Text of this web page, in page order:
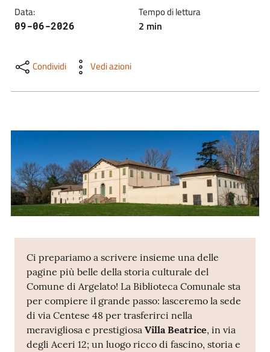
libri
e
Calendario
Bambini
Data:
09-06-2026
Tempo di lettura
2 min
Condividi Vedi azioni
Ci prepariamo a scrivere insieme una delle
pagine più belle della storia culturale del
Comune di Argelato! La Biblioteca Comunale sta
per compiere il grande passo: lasceremo la sede
di via Centese 48 per trasferirci nella
meravigliosa e prestigiosa Villa Beatrice, in via
degli Aceri 12; un luogo ricco di fascino, storia e